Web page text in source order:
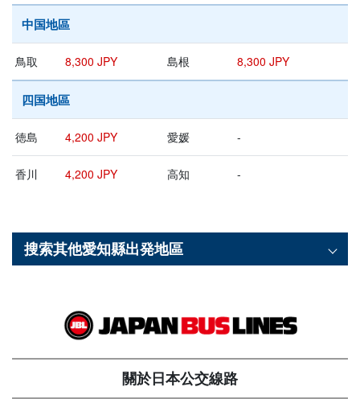
中国地區
鳥取 8,300 JPY 島根 8,300 JPY
四国地區
徳島 4,200 JPY 愛媛 -
香川 4,200 JPY 高知 -
搜索其他愛知縣出発地區
關於日本公交線路